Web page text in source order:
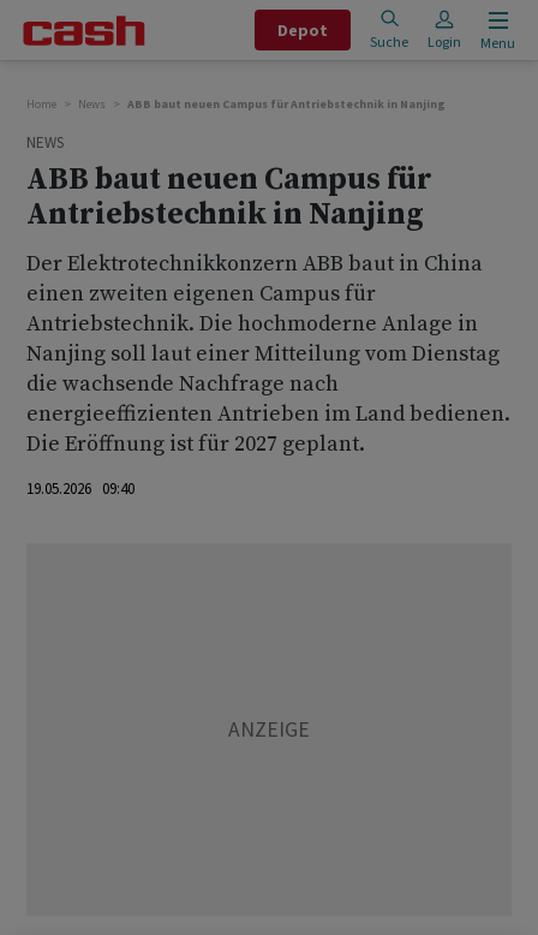
Depot
Suche Login Menu
Home News ABB baut neuen Campus für Antriebstechnik in Nanjing
NEWS
ABB baut neuen Campus für
Antriebstechnik in Nanjing
Der Elektrotechnikkonzern ABB baut in China
einen zweiten eigenen Campus für
Antriebstechnik. Die hochmoderne Anlage in
Nanjing soll laut einer Mitteilung vom Dienstag
die wachsende Nachfrage nach
energieeffizienten Antrieben im Land bedienen.
Die Eröffnung ist für 2027 geplant.
19.05.2026 09:40